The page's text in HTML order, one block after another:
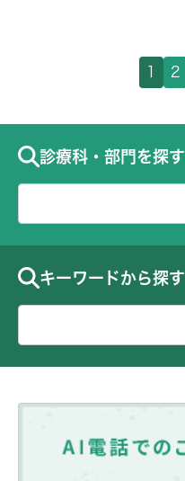
1 2
診療科・部門を探す
キーワードから探す